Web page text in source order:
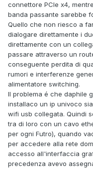
connettore PCIe x4,
banda passante sarebbe
Quello che non riesco a
dialogare direttamente i
direttamente con un
passare attraverso un
conseguente perdita di
rumori e interferenze
alimentatore switching.
Il problema é che daphile
installaco un ip univoco
wifi usb collegata. Quindi
tra di loro con un cavo
per ogni Futro), quando
per accedere alla rete
accesso all'interfaccia
precedenza avevo